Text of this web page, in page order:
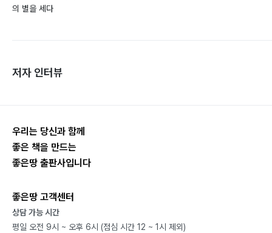
의 별을 세다
저자 인터뷰
우리는 당신과 함께
좋은 책을 만드는
좋은땅 출판사입니다
좋은땅 고객센터
상담 가능 시간
평일 오전 9시 ~ 오후 6시 (점심 시간 12 ~ 1시 제외)